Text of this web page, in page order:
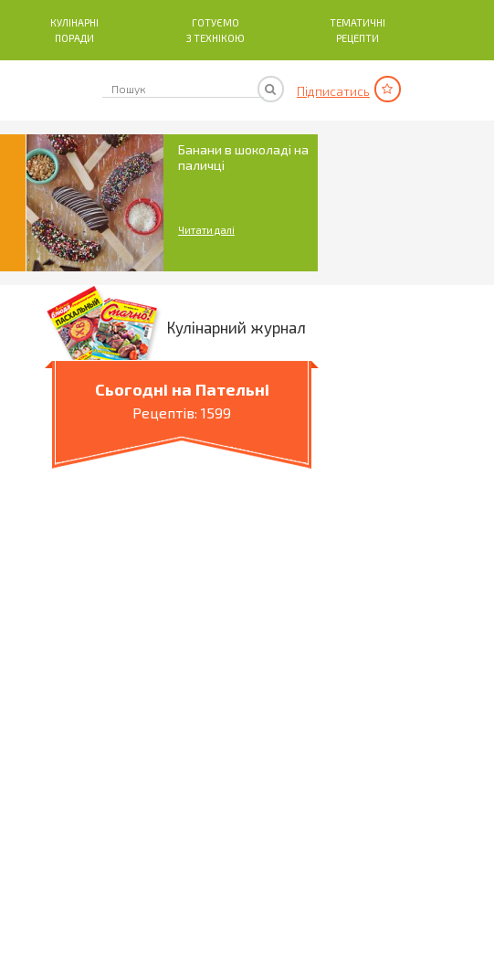
КУЛІНАРНІ
ПОРАДИ
ГОТУЄМО
З ТЕХНІКОЮ
ТЕМАТИЧНІ
РЕЦЕПТИ
Підписатись
Банани в шоколаді на
паличці
Читати далі
Кулінарний журнал
Сьогодні на Пательні
Рецептів: 1599